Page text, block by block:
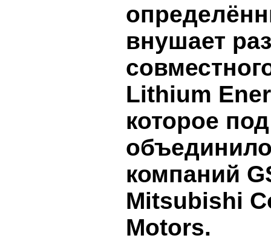
внушает
Lithium
которое
компаний
Mitsubishi
Motors.